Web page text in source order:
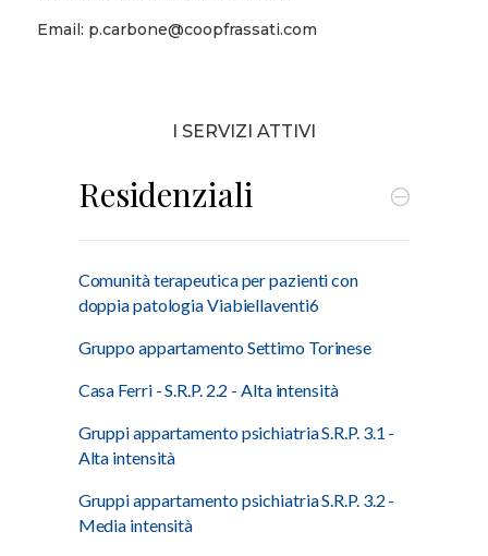
Email: p.carbone@coopfrassati.com
I SERVIZI ATTIVI
Residenziali
Comunità terapeutica per pazienti con
doppia patologia Viabiellaventi6
Gruppo appartamento Settimo Torinese
Casa Ferri - S.R.P. 2.2 - Alta intensità
Gruppi appartamento psichiatria S.R.P. 3.1 -
Alta intensità
Gruppi appartamento psichiatria S.R.P. 3.2 -
Media intensità